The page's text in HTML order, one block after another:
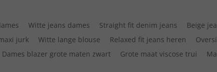
Witte jeans dames Straight fit denim jeans
Beige
jurk Witte lange blouse Relaxed fit jeans heren
Dames blazer grote maten zwart Grote maat viscose trui